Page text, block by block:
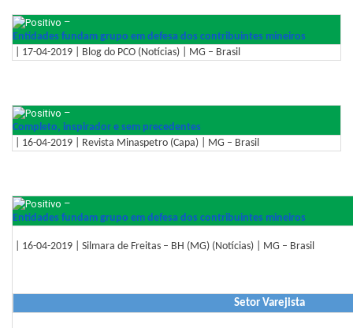
–
Entidades fundam grupo em defesa dos contribuintes mineiros
| 17-04-2019 | Blog do PCO (Notícias) | MG – Brasil
–
Completo, inspirador e sem precedentes
| 16-04-2019 | Revista Minaspetro (Capa) | MG – Brasil
–
Entidades fundam grupo em defesa dos contribuintes mineiros
| 16-04-2019 | Silmara de Freitas – BH (MG) (Notícias) | MG – Brasil
Setor Varejista